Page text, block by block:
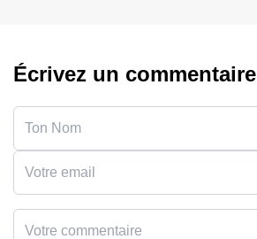
Écrivez un commentaire